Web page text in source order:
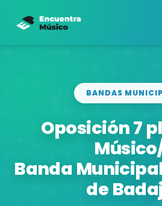
BANDAS
Oposición 7
Banda
de